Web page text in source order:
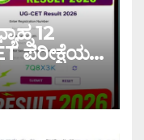
12
ಪರೀಕ್ಷೆಯ
Result